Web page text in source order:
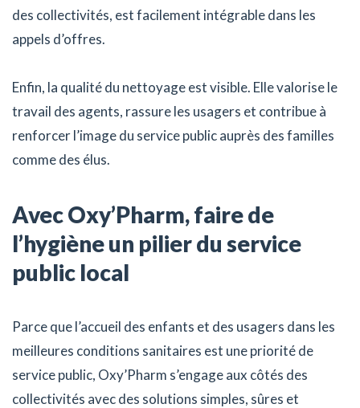
des collectivités, est facilement intégrable dans les
appels d’offres.
Enfin, la qualité du nettoyage est visible. Elle valorise le
travail des agents, rassure les usagers et contribue à
renforcer l’image du service public auprès des familles
comme des élus.
Avec Oxy’Pharm, faire de
l’hygiène un pilier du service
public local
Parce que l’accueil des enfants et des usagers dans les
meilleures conditions sanitaires est une priorité de
service public, Oxy’Pharm s’engage aux côtés des
collectivités avec des solutions simples, sûres et